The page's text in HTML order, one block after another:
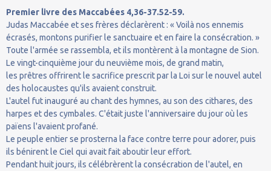
Premier livre des Maccabées 4,36-37.52-59.
Judas Maccabée et ses frères déclarèrent : « Voilà nos ennemis
écrasés, montons purifier le sanctuaire et en faire la consécration. »
Toute l'armée se rassembla, et ils montèrent à la montagne de Sion.
Le vingt-cinquième jour du neuvième mois, de grand matin,
les prêtres offrirent le sacrifice prescrit par la Loi sur le nouvel autel
des holocaustes qu'ils avaient construit.
L'autel fut inauguré au chant des hymnes, au son des cithares, des
harpes et des cymbales. C'était juste l'anniversaire du jour où les
païens l'avaient profané.
Le peuple entier se prosterna la face contre terre pour adorer, puis
ils bénirent le Ciel qui avait fait aboutir leur effort.
Pendant huit jours, ils célébrèrent la consécration de l'autel, en